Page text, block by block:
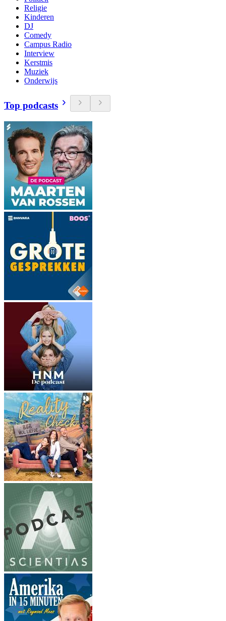
Religie
Kinderen
DJ
Comedy
Campus Radio
Interview
Kerstmis
Muziek
Onderwijs
Top podcasts